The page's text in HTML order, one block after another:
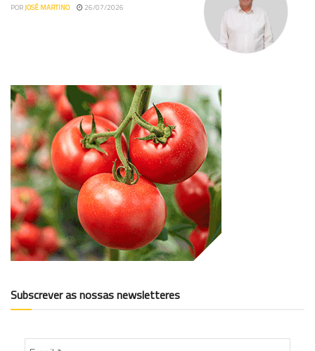
PORJOSÉ MARTINO 26/07/2026
Subscrever as nossas newsletteres